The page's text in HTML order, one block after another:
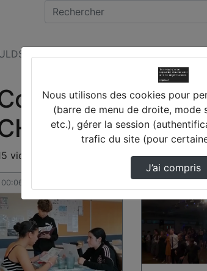
(45) CHATILLON SUR LOIRE
PIERRE
SUR
vidéos trouvées
00:06:03
Nous utilisons des cookies pour
(barre de menu de droite, mode
etc.), gérer la session
trafic du site (pour
J’ai compris